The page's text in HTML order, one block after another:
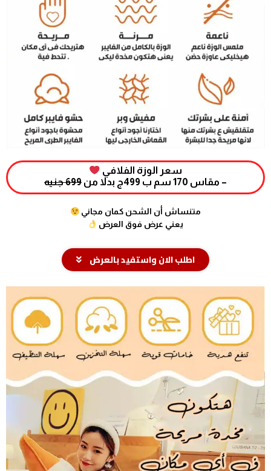
سعر الوزة الفلافي
– مقاس 170 سم ب 499ج بدلا من
699 جنيه
متنساش أن الشحن كمان مجاني
يعني عرض فوق العرض
اطلب الان واستفيد بالعرض